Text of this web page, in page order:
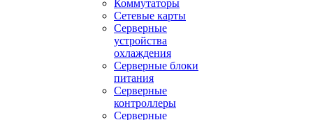
Коммутаторы
Сетевые карты
Серверные
устройства
охлаждения
Серверные блоки
питания
Серверные
контроллеры
Серверные